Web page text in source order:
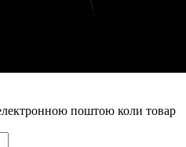
поштою коли товар